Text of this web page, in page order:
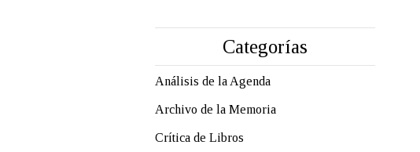
Categorías
Análisis de la Agenda
Archivo de la Memoria
Crítica de Libros